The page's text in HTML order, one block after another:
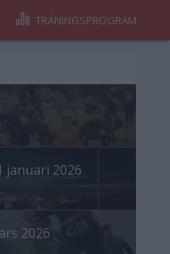
TRÄNINGSPROGRAM
januari 2026
2026